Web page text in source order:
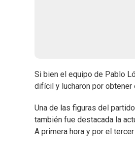
Si bien el equipo de Pablo
difícil y lucharon por obtener
Una de las figuras del
también fue destacada la
A primera hora y por el